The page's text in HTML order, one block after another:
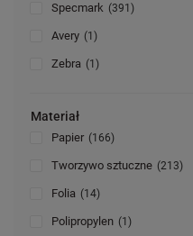
Specmark 391
Avery 1
Zebra 1
Materiał
Papier 166
Tworzywo sztuczne 213
Folia 14
Polipropylen 1